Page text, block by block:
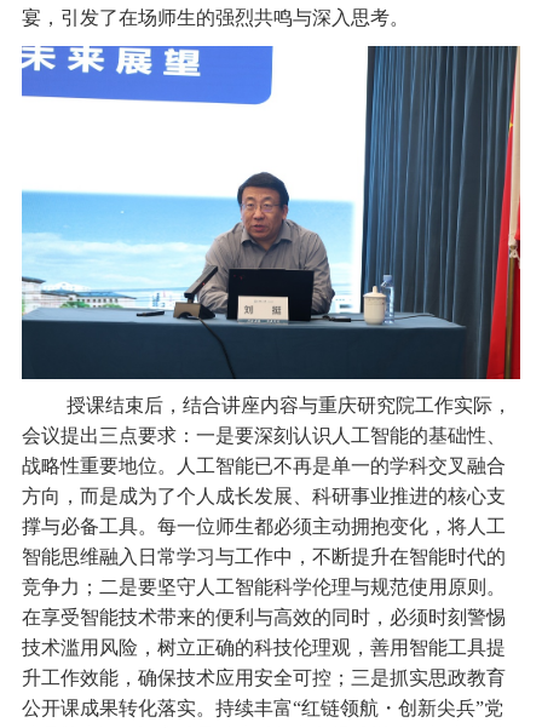
宴，引发了在场师生的强烈共鸣与深入思考。
授课结束后，结合讲座内容与重庆研究院工作实际，
会议提出三点要求：一是要深刻认识人工智能的基础性、
战略性重要地位。人工智能已不再是单一的学科交叉融合
方向，而是成为了个人成长发展、科研事业推进的核心支
撑与必备工具。每一位师生都必须主动拥抱变化，将人工
智能思维融入日常学习与工作中，不断提升在智能时代的
竞争力；二是要坚守人工智能科学伦理与规范使用原则。
在享受智能技术带来的便利与高效的同时，必须时刻警惕
技术滥用风险，树立正确的科技伦理观，善用智能工具提
升工作效能，确保技术应用安全可控；三是抓实思政教育
公开课成果转化落实。持续丰富“红链领航・创新尖兵”党